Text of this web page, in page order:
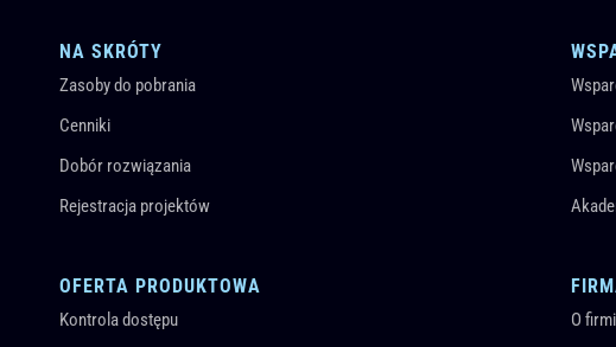
NA SKRÓTY
Zasoby do pobrania
Cenniki
Dobór rozwiązania
Rejestracja projektów
OFERTA PRODUKTOWA
Kontrola dostępu
O